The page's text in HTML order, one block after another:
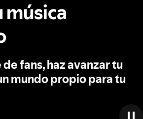
música
fans, haz avanzar tu
mundo propio para tu